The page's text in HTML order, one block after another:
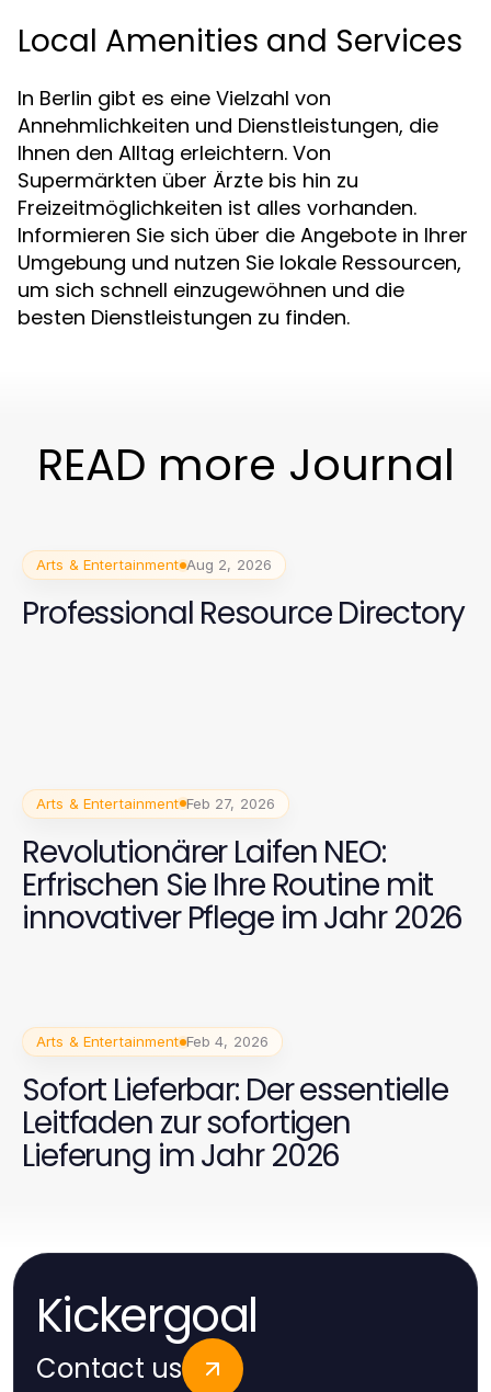
Local Amenities and Services
In Berlin gibt es eine Vielzahl von
Annehmlichkeiten und Dienstleistungen, die
Ihnen den Alltag erleichtern. Von
Supermärkten über Ärzte bis hin zu
Freizeitmöglichkeiten ist alles vorhanden.
Informieren Sie sich über die Angebote in Ihrer
Umgebung und nutzen Sie lokale Ressourcen,
um sich schnell einzugewöhnen und die
besten Dienstleistungen zu finden.
READ more Journal
Arts & Entertainment Aug 2, 2026
Professional Resource Directory
Arts & Entertainment Feb 27, 2026
Revolutionärer Laifen NEO:
Erfrischen Sie Ihre Routine mit
innovativer Pflege im Jahr 2026
Arts & Entertainment Feb 4, 2026
Sofort Lieferbar: Der essentielle
Leitfaden zur sofortigen
Lieferung im Jahr 2026
Kickergoal
Contact us